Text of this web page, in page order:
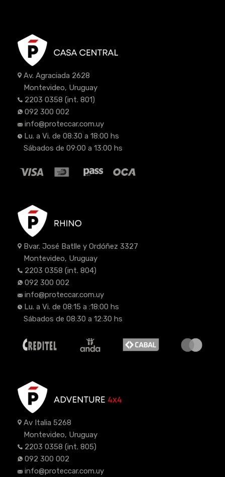
Av. Agraciada 2628
Montevideo, Uruguay
2203 0358 (int. 801)
092 300 002
info@proteccar.com.uy
Lu. a Vi. de 08:30 a 18:00 hs
Sábados de 09:00 a 13:00 hs
Bvar. José Batlle y Ordóñez 3327
Montevideo, Uruguay
2203 0358 (int. 804)
092 300 002
info@proteccar.com.uy
Lu. a Vi. de 08:15 a :18:00 hs
Sábados de 08:30 a 12:30 hs
Av Italia 5268
Montevideo, Uruguay
2203 0358 (int. 805)
092 300 002
info@proteccar.com.uy